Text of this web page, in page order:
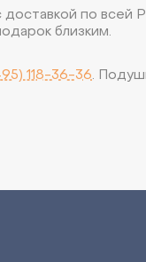
по
близким.
118-36-36.